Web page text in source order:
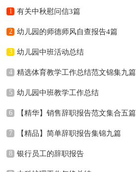
1 有关中秋慰问信3篇
2 幼儿园的师德师风自查报告4篇
3 幼儿园中班活动总结
4 精选体育教学工作总结范文锦集九篇
5 幼儿园中班教学工作总结
6 【精华】销售辞职报告范文集合五篇
7 【精品】简单辞职报告集锦九篇
8 银行员工的辞职报告